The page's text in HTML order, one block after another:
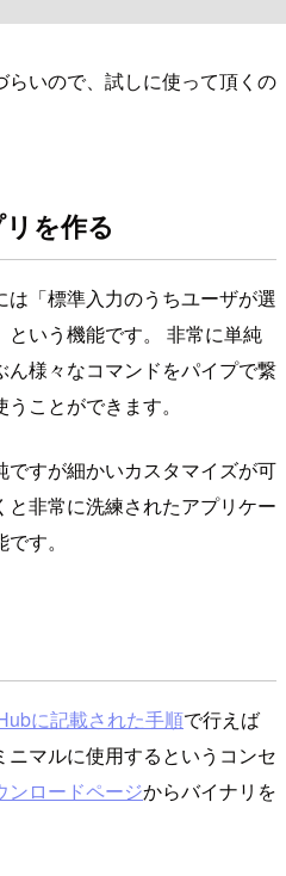
いので、試しに使って頂くの
を作る
「標準入力のうちユーザが選
いう機能です。 非常に単純
様々なコマンドをパイプで繋
ことができます。
ですが細かいカスタマイズが可
非常に洗練されたアプリケー
す。
に記載された手順で行えば
ニマルに使用するというコンセ
ンロードページからバイナリを